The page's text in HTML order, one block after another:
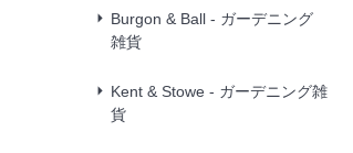
Burgon & Ball - ガーデニング
雑貨
Kent & Stowe - ガーデニング雑
貨